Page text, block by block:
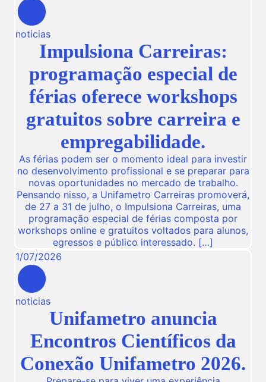
noticias
Impulsiona Carreiras:
programação especial de
férias oferece workshops
gratuitos sobre carreira e
empregabilidade.
As férias podem ser o momento ideal para investir
no desenvolvimento profissional e se preparar para
novas oportunidades no mercado de trabalho.
Pensando nisso, a Unifametro Carreiras promoverá,
de 27 a 31 de julho, o Impulsiona Carreiras, uma
programação especial de férias composta por
workshops online e gratuitos voltados para alunos,
egressos e público interessado. […]
1/07/2026
noticias
Unifametro anuncia
Encontros Científicos da
Conexão Unifametro 2026.